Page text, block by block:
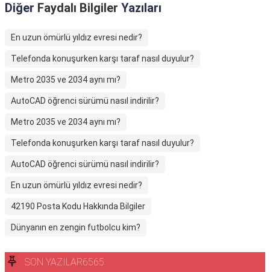
Diğer Faydalı Bilgiler Yazıları
En uzun ömürlü yıldız evresi nedir?
Telefonda konuşurken karşı taraf nasıl duyulur?
Metro 2035 ve 2034 aynı mı?
AutoCAD öğrenci sürümü nasıl indirilir?
Metro 2035 ve 2034 aynı mı?
Telefonda konuşurken karşı taraf nasıl duyulur?
AutoCAD öğrenci sürümü nasıl indirilir?
En uzun ömürlü yıldız evresi nedir?
42190 Posta Kodu Hakkında Bilgiler
Dünyanın en zengin futbolcu kim?
SON YAZILAR6565